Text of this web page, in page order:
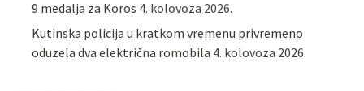
9 medalja za Koros 4. kolovoza 2026.
Kutinska policija u kratkom vremenu privremeno
oduzela dva električna romobila 4. kolovoza 2026.